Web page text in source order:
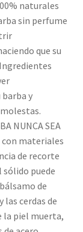
naturales
sin perfume
que su
y
NUNCA SEA
con materiales
de recorte
sólido puede
de
cerdas de
la piel muerta,